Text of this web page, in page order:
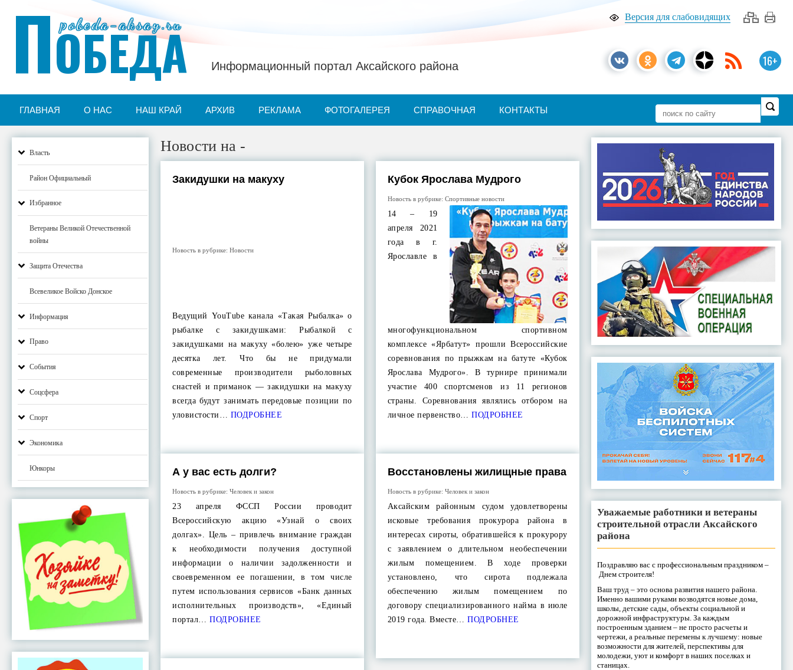
Версия для слабовидящих
16+
pobeda-aksay.ru
ПОБЕДА Информационный портал Аксайского района
ГЛАВНАЯ О НАС НАШ КРАЙ АРХИВ РЕКЛАМА ФОТОГАЛЕРЕЯ СПРАВОЧНАЯ КОНТАКТЫ
Власть
Район Официальный
Избранное
Ветераны Великой Отечественной
войны
Защита Отечества
Всевеликое Войско Донское
Информация
Право
События
Соцсфера
Спорт
Экономика
Юнкоры
Новости на -
Закидушки на макуху
Новость в рубрике:Новости
Ведущий YouTube канала «Такая Рыбалка» о
рыбалке с закидушками: Рыбалкой с
закидушками на макуху «болею» уже четыре
десятка лет. Что бы не придумали
современные производители рыболовных
снастей и приманок — закидушки на макуху
всегда будут занимать передовые позиции по
уловистости… ПОДРОБНЕЕ
Кубок Ярослава Мудрого
Новость в рубрике: Спортивные новости
14 – 19
апреля 2021
года в г.
Ярославле в
многофункциональном спортивном
комплексе «Ярбатут» прошли Всероссийские
соревнования по прыжкам на батуте «Кубок
Ярослава Мудрого». В турнире принимали
участие 400 спортсменов из 11 регионов
страны. Соревнования являлись отбором на
личное первенство… ПОДРОБНЕЕ
А у вас есть долги?
Новость в рубрике:Человек и закон
23 апреля ФССП России проводит
Всероссийскую акцию «Узнай о своих
долгах». Цель – привлечь внимание граждан
к необходимости получения доступной
информации о наличии задолженности и
своевременном ее погашении, в том числе
путем использования сервисов «Банк данных
исполнительных производств», «Единый
портал… ПОДРОБНЕЕ
Восстановлены жилищные права
Новость в рубрике: Человек и закон
Аксайским районным судом удовлетворены
исковые требования прокурора района в
интересах сироты, обратившейся к прокурору
с заявлением о длительном необеспечении
жилым помещением. В ходе проверки
установлено, что сирота подлежала
обеспечению жилым помещением по
договору специализированного найма в июле
2019 года. Вместе… ПОДРОБНЕЕ
Уважаемые работники и ветераны
строительной отрасли Аксайского
района
Поздравляю вас с профессиональным праздником –
Днем строителя!
Ваш труд – это основа развития нашего района.
Именно вашими руками возводятся новые дома,
школы, детские сады, объекты социальной и
дорожной инфраструктуры. За каждым
построенным зданием – не просто расчеты и
чертежи, а реальные перемены к лучшему: новые
возможности для жителей, перспективы для
молодежи, уют и комфорт в наших поселках и
станицах.